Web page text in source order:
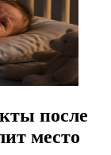
после
место